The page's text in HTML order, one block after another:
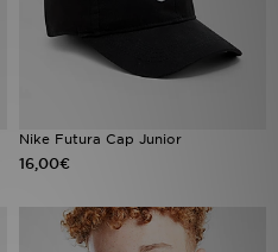
Nike Futura Cap Junior
16,00€